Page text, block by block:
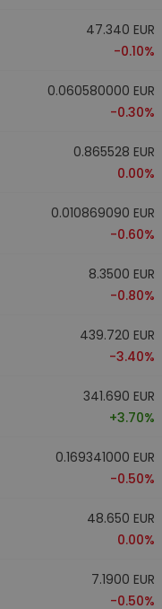
47.340 EUR
-0.10%
0.060580000 EUR
-0.30%
0.865528 EUR
0.00%
0.010869090 EUR
-0.60%
8.3500 EUR
-0.80%
439.720 EUR
-3.40%
341.690 EUR
+3.70%
0.169341000 EUR
-0.50%
48.650 EUR
0.00%
7.1900 EUR
-0.50%